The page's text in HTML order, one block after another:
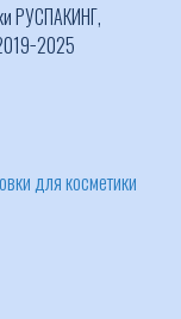
РУСПАКИНГ,
для косметики